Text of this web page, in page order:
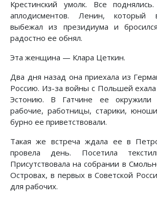
Крестинский умолк. Все
аплодисментов. Ленин, который
выбежал из президиума и
радостно ее обнял.
Эта женщина — Клара Цеткин.
Два дня назад она приехала из
Россию. Из-за войны с Польшей
Эстонию. В Гатчине ее окружили
рабочие, работницы, старики,
бурно ее приветствовали.
Такая же встреча ждала ее в
провела день. Посетила
Присутствовала на собрании в
Островах, в первых в Советской
для рабочих.